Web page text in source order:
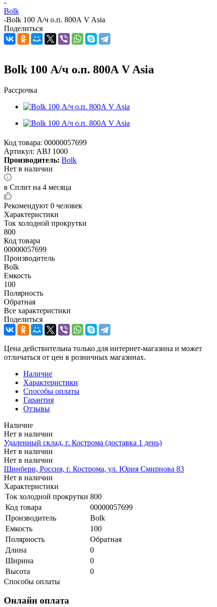
-
Bolk
-Bolk 100 А/ч о.п. 800А V Asia
Поделиться
Bolk 100 А/ч о.п. 800А V Asia
Рассрочка
Код товара: 00000057699
Артикул: ABJ 1000
Производитель: Bolk
Нет в наличии
в Сплит на 4 месяца
Рекомендуют 0 человек
Характеристики
Ток холодной прокрутки
800
Код товара
00000057699
Производитель
Bolk
Емкость
100
Полярность
Обратная
Все характеристики
Поделиться
Цена действительна только для интернет-магазина и может
отличаться от цен в розничных магазинах.
Наличие
Характеристики
Способы оплаты
Гарантия
Отзывы
Наличие
Нет в наличии
Удаленный склад, г. Кострома (доставка 1 день)
Нет в наличии
Нет в наличии
Шинбери, Россия, г. Кострома, ул. Юрия Смирнова 83
Нет в наличии
Характеристики
Ток холодной прокрутки 800
Код товара
00000057699
Производитель
Bolk
Емкость
100
Полярность
Обратная
Длина
0
Ширина
0
Высота
0
Способы оплаты
Онлайн оплата